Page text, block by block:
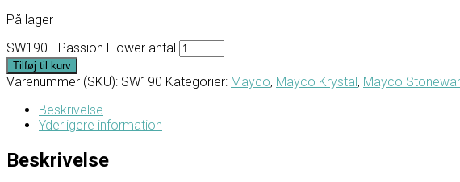
På lager
SW190 - Passion Flower antal
Tilføj til kurv
Varenummer (SKU): SW190 Kategorier: Mayco, Mayco Krystal, Mayco
Beskrivelse
Yderligere information
Beskrivelse